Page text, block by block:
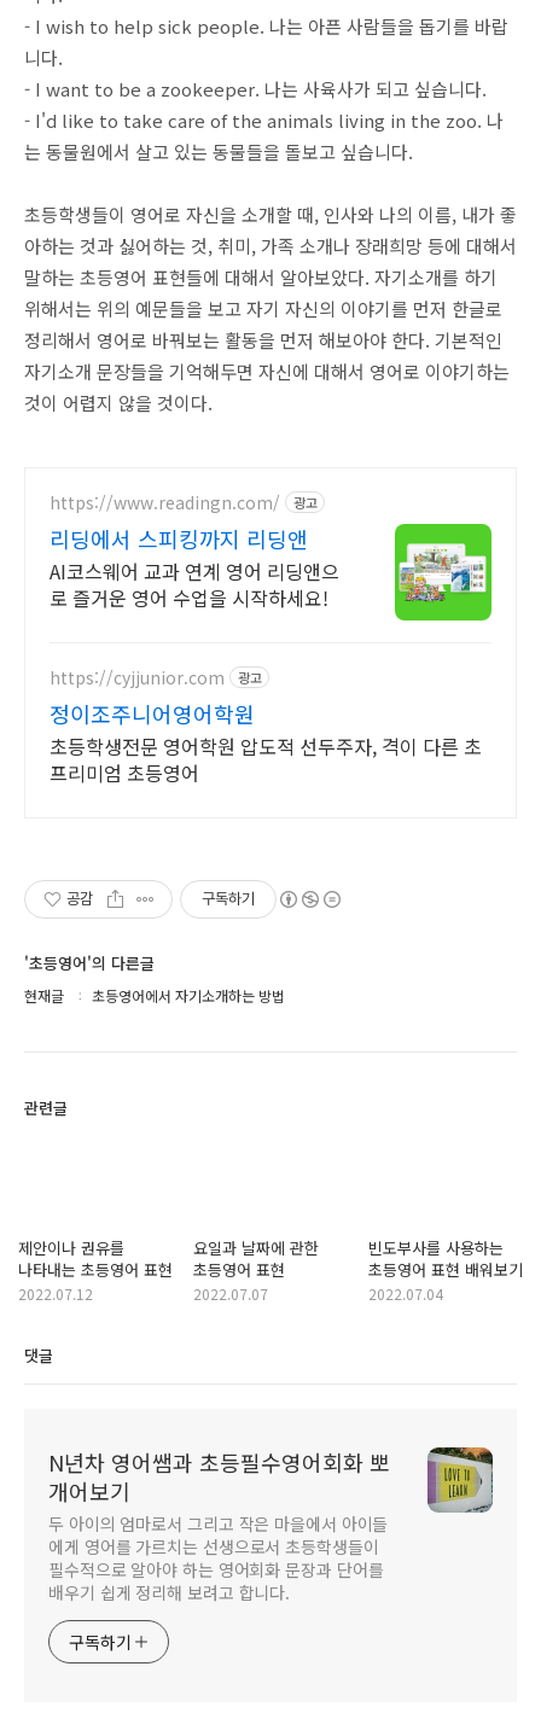
- I wish to help sick people. 나는 아픈 사람들을 돕기를 바랍
니다.
- I want to be a zookeeper. 나는 사육사가 되고 싶습니다.
- I'd like to take care of the animals living in the zoo. 나
는 동물원에서 살고 있는 동물들을 돌보고 싶습니다.
초등학생들이 영어로 자신을 소개할 때, 인사와 나의 이름, 내가 좋
아하는 것과 싫어하는 것, 취미, 가족 소개나 장래희망 등에 대해서
말하는 초등영어 표현들에 대해서 알아보았다. 자기소개를 하기
위해서는 위의 예문들을 보고 자기 자신의 이야기를 먼저 한글로
정리해서 영어로 바꿔보는 활동을 먼저 해보아야 한다. 기본적인
자기소개 문장들을 기억해두면 자신에 대해서 영어로 이야기하는
것이 어렵지 않을 것이다.
https://www.readingn.com/ 광고
리딩에서 스피킹까지 리딩앤
AI코스웨어 교과 연계 영어 리딩앤으
로 즐거운 영어 수업을 시작하세요!
https://cyjjunior.com 광고
정이조주니어영어학원
초등학생전문 영어학원 압도적 선두주자, 격이 다른 초
프리미엄 초등영어
공감 구독하기
'초등영어'의 다른글
현재글 초등영어에서 자기소개하는 방법
관련글
제안이나 권유를
나타내는 초등영어 표현
2022.07.12
요일과 날짜에 관한
초등영어 표현
2022.07.07
빈도부사를 사용하는
초등영어 표현 배워보기
2022.07.04
댓글
N년차 영어쌤과 초등필수영어회화 뽀
개어보기
두 아이의 엄마로서 그리고 작은 마을에서 아이들
에게 영어를 가르치는 선생으로서 초등학생들이
필수적으로 알아야 하는 영어회화 문장과 단어를
배우기 쉽게 정리해 보려고 합니다.
구독하기